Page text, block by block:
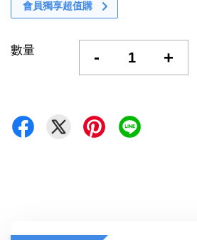
會員獨享超值購
數量 - +